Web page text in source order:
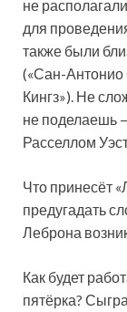
не
для
также были
(«Сан-Антонио
Кингз»). Не
не поделаешь
Расселлом
Что принесёт
предугадать
Леброна
Как будет
пятёрка?